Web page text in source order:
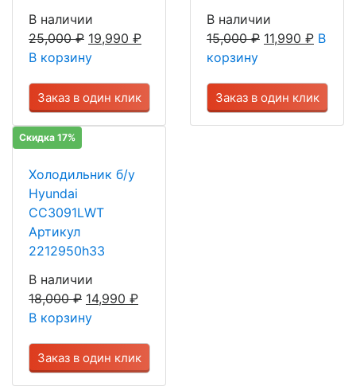
В наличии
25,000₽ 19,990 ₽
В корзину
Заказ в один клик
В наличии
15,000₽ 11,990 ₽ В
корзину
Заказ в один клик
Скидка 17%
Холодильник б/у
Hyundai
CC3091LWT
Артикул
2212950h33
В наличии
18,000₽ 14,990 ₽
В корзину
Заказ в один клик